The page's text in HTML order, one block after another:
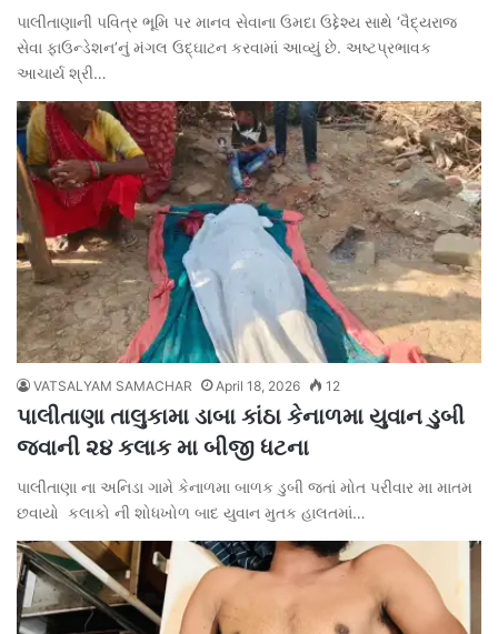
પાલીતાણાની પવિત્ર ભૂમિ પર માનવ સેવાના ઉમદા ઉદ્દેશ્ય સાથે ‘વૈદ્યરાજ
સેવા ફાઉન્ડેશન’નું મંગલ ઉદ્ઘાટન કરવામાં આવ્યું છે. અષ્ટપ્રભાવક
આચાર્ય શ્રી…
VATSALYAM SAMACHAR April 18, 2026 12
પાલીતાણા તાલુકામા ડાબા કાંઠા કેનાળમા યુવાન ડુબી
જવાની ૨૪ કલાક મા બીજી ધટના
પાલીતાણા ના અનિડા ગામે કેનાળમા બાળક ડુબી જતાં મોત પરીવાર મા માતમ
છવાયો કલાકો ની શોધખોળ બાદ યુવાન મુતક હાલતમાં…